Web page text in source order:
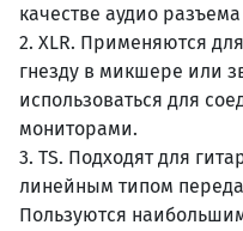
качестве аудио
2. XLR. Применяются
гнезду в микшере или
использоваться для
мониторами.
3. TS. Подходят для
линейным типом
Пользуются